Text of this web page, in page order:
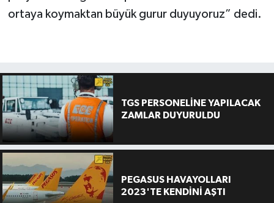
ortaya koymaktan büyük gurur duyuyoruz” dedi.
TGS PERSONELİNE YAPILACAK
ZAMLAR DUYURULDU
PEGASUS HAVAYOLLARI
2023'TE KENDİNİ AŞTI